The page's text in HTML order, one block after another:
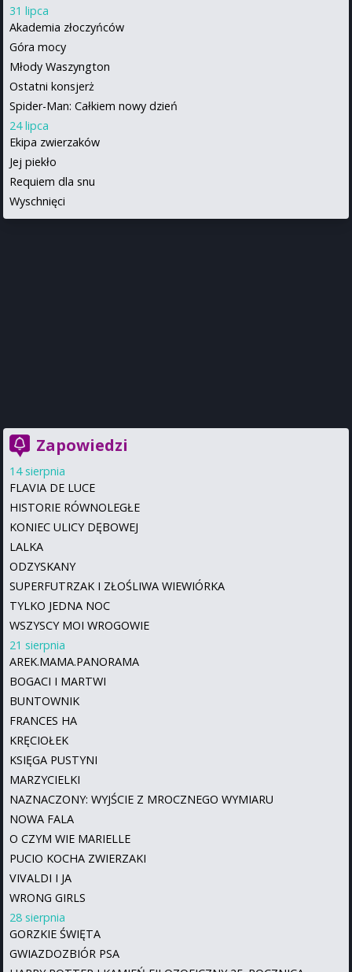
31 lipca
Akademia złoczyńców
Góra mocy
Młody Waszyngton
Ostatni konsjerż
Spider-Man: Całkiem nowy dzień
24 lipca
Ekipa zwierzaków
Jej piekło
Requiem dla snu
Wyschnięci
Zapowiedzi
14 sierpnia
FLAVIA DE LUCE
HISTORIE RÓWNOLEGŁE
KONIEC ULICY DĘBOWEJ
LALKA
ODZYSKANY
SUPERFUTRZAK I ZŁOŚLIWA WIEWIÓRKA
TYLKO JEDNA NOC
WSZYSCY MOI WROGOWIE
21 sierpnia
AREK.MAMA.PANORAMA
BOGACI I MARTWI
BUNTOWNIK
FRANCES HA
KRĘCIOŁEK
KSIĘGA PUSTYNI
MARZYCIELKI
NAZNACZONY: WYJŚCIE Z MROCZNEGO WYMIARU
NOWA FALA
O CZYM WIE MARIELLE
PUCIO KOCHA ZWIERZAKI
VIVALDI I JA
WRONG GIRLS
28 sierpnia
GORZKIE ŚWIĘTA
GWIAZDOZBIÓR PSA